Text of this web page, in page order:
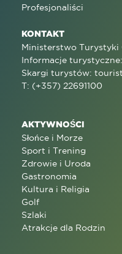
Profesjonaliści
KONTAKT
Ministerstwo Turystyki
Informacje turystyczne:
Skargi turystów:
T: (+357) 22691100
AKTYWNOŚCI
Słońce i Morze
Sport i Trening
Zdrowie i Uroda
Gastronomia
Kultura i Religia
Golf
Szlaki
Atrakcje dla Rodzin